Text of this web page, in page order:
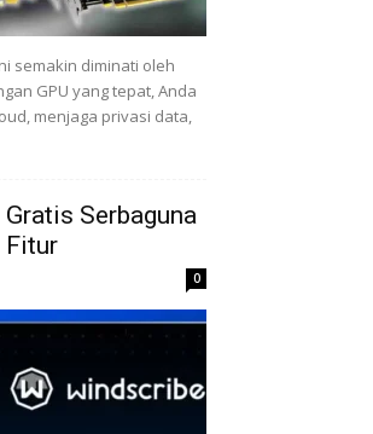
semakin diminati oleh
GPU yang tepat, Anda
menjaga privasi data,
Serbaguna
Fitur
0